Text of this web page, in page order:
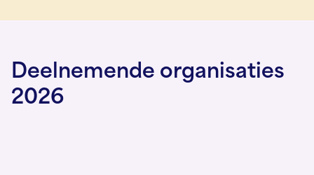
Deelnemende organisaties
2026